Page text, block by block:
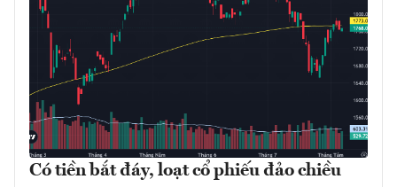
Có tiền bắt đáy, loạt cổ phiếu đảo chiều